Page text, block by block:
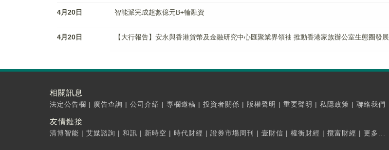
4月20日 智能派完成超數億元B+輪融資
4月20日 【大行報告】安永與香港貨幣及金融研究中心匯聚業界領袖 推動香港家族辦公室生態圈發展
相關訊息
法定公告欄 | 廣告查詢 | 公司介紹 | 專欄邀稿 | 投資者關係 | 版權聲明 | 重要聲明 | 私隱政策 | 聯絡我們
友情鏈接
清博智能 | 艾媒諮詢 | 和訊 | 新時空 | 時代財經 | 證券市場周刊 | 壹財信 | 權衡財經 | 攬富財經 | 更多...